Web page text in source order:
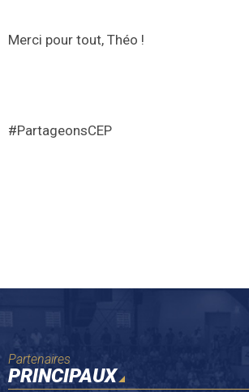
Merci pour tout, Théo !
#PartageonsCEP
Partenaires
PRINCIPAUX